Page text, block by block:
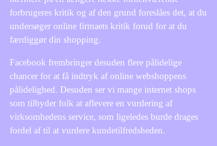
forbrugeres kritik og af den grund foreslåes det, at du
undersøger online firmaets kritik forud for at du
færdiggør din shopping.
Facebook frembringer desuden flere pålidelige
chancer for at få indtryk af online webshoppens
pålidelighed. Desuden ser vi mange internet shops
som tilbyder folk at aflevere en vurdering af
virksomhedens service, som ligeledes burde drages
fordel af til at vurdere kundetilfredsheden.